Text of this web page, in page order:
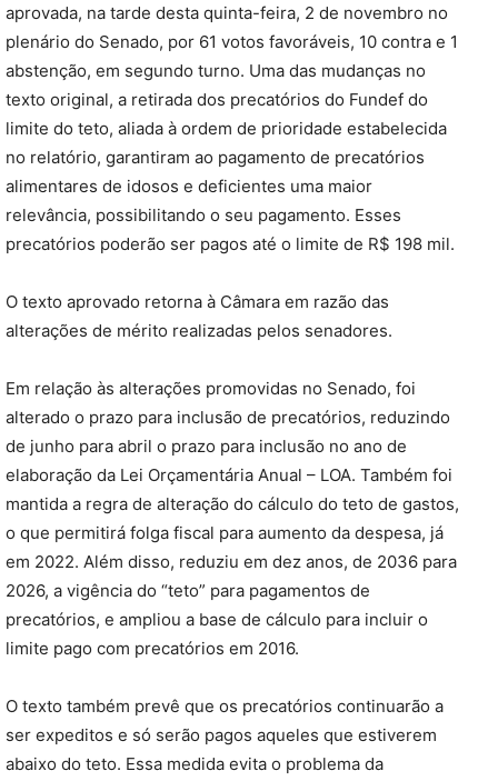
aprovada, na tarde desta quinta-feira, 2 de novembro no
plenário do Senado, por 61 votos favoráveis, 10 contra e 1
abstenção, em segundo turno. Uma das mudanças no
texto original, a retirada dos precatórios do Fundef do
limite do teto, aliada à ordem de prioridade estabelecida
no relatório, garantiram ao pagamento de precatórios
alimentares de idosos e deficientes uma maior
relevância, possibilitando o seu pagamento. Esses
precatórios poderão ser pagos até o limite de R$ 198 mil.
O texto aprovado retorna à Câmara em razão das
alterações de mérito realizadas pelos senadores.
Em relação às alterações promovidas no Senado, foi
alterado o prazo para inclusão de precatórios, reduzindo
de junho para abril o prazo para inclusão no ano de
elaboração da Lei Orçamentária Anual – LOA. Também foi
mantida a regra de alteração do cálculo do teto de gastos,
o que permitirá folga fiscal para aumento da despesa, já
em 2022. Além disso, reduziu em dez anos, de 2036 para
2026, a vigência do “teto” para pagamentos de
precatórios, e ampliou a base de cálculo para incluir o
limite pago com precatórios em 2016.
O texto também prevê que os precatórios continuarão a
ser expeditos e só serão pagos aqueles que estiverem
abaixo do teto. Essa medida evita o problema da